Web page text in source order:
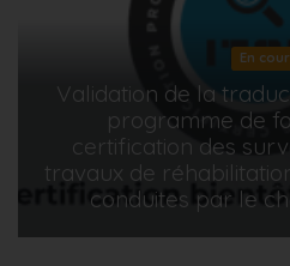
En
Validation de la
programme de
certification des
travaux de
conduites par le